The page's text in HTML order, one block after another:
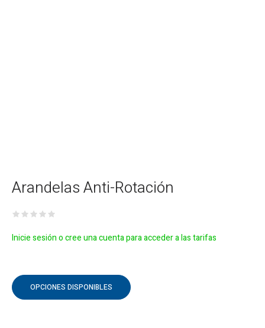
Arandelas Anti-Rotación
Inicie sesión o cree una cuenta para acceder a las tarifas
OPCIONES DISPONIBLES